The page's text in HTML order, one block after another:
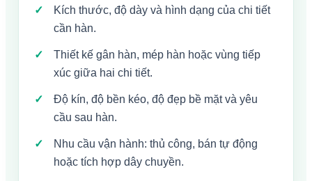
Kích thước, độ dày và hình dạng của chi tiết
cần hàn.
Thiết kế gân hàn, mép hàn hoặc vùng tiếp
xúc giữa hai chi tiết.
Độ kín, độ bền kéo, độ đẹp bề mặt và yêu
cầu sau hàn.
Nhu cầu vận hành: thủ công, bán tự động
hoặc tích hợp dây chuyền.